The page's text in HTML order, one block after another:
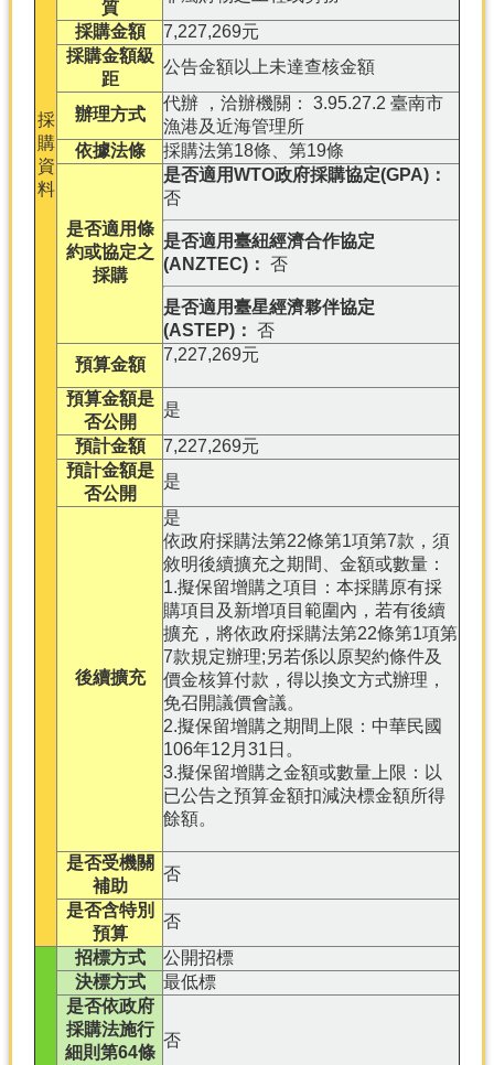
採
購
資
料
質
採購金額
7,227,269元
採購金額級
距
公告金額以上未達查核金額
辦理方式
代辦 ，洽辦機關： 3.95.27.2 臺南市
漁港及近海管理所
依據法條
採購法第18條、第19條
是否適用條
約或協定之
採購
是否適用WTO政府採購協定(GPA)：
否
是否適用臺紐經濟合作協定
(ANZTEC)： 否
是否適用臺星經濟夥伴協定
(ASTEP)： 否
預算金額
7,227,269元
預算金額是
否公開
是
預計金額
7,227,269元
預計金額是
否公開
是
後續擴充
是
依政府採購法第22條第1項第7款，須
敘明後續擴充之期間、金額或數量：
1.擬保留增購之項目：本採購原有採
購項目及新增項目範圍內，若有後續
擴充，將依政府採購法第22條第1項第
7款規定辦理;另若係以原契約條件及
價金核算付款，得以換文方式辦理，
免召開議價會議。
2.擬保留增購之期間上限：中華民國
106年12月31日。
3.擬保留增購之金額或數量上限：以
已公告之預算金額扣減決標金額所得
餘額。
是否受機關
補助
否
是否含特別
預算
否
招標方式
公開招標
決標方式
最低標
是否依政府
採購法施行
細則第64條
否